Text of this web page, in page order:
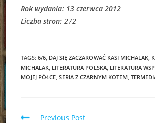
Rok wydania: 13 czerwca 2012
Liczba stron:272
TAGS:6/6 DAJ SIĘ ZACZAROWAĆ KASI MICHALAK
MICHALAK LITERATURA POLSKA LITERATURA
MOJEJ PÓŁCE SERIA Z CZARNYM KOTEM
Read
Previous Post